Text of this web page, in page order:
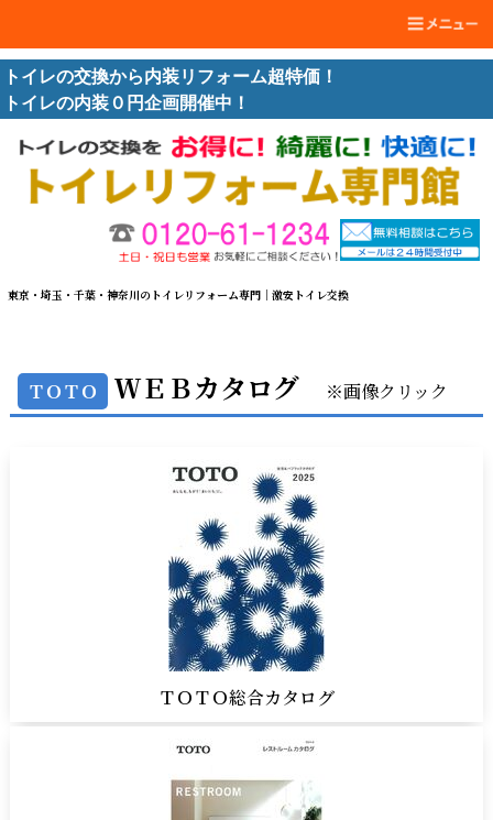
トイレの交換から内装リフォーム超特価！
トイレの内装０円企画開催中！
東京・埼玉・千葉・神奈川のトイレリフォーム専門｜激安トイレ交換
ＴＯＴＯ ＷＥＢカタログ ※画像クリック
ＴＯＴＯ総合カタログ